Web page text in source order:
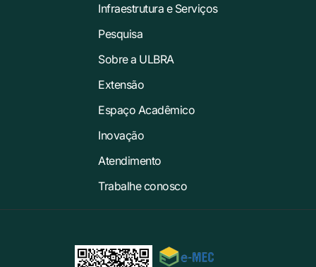
Infraestrutura e Serviços
Pesquisa
Sobre a ULBRA
Extensão
Espaço Acadêmico
Inovação
Atendimento
Trabalhe conosco